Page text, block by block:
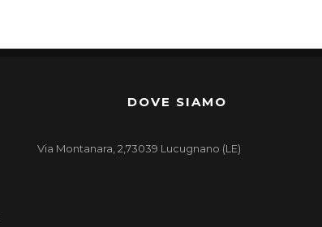
DOVE SIAMO
Via Montanara, 2,73039 Lucugnano (LE)